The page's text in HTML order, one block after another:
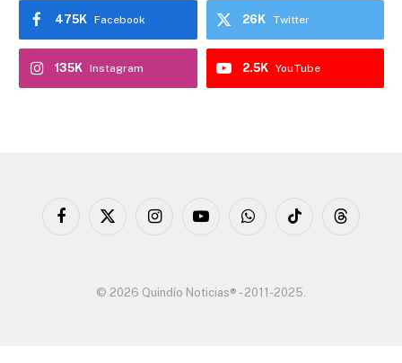
Facebook
475K Twitter
26K
Instagram
135K YouTube
2.5K
Facebook
X
InstagramYouTubeWhatsAppTikTok Threads
© 2026 Quindío Noticias® - 2011-2025.